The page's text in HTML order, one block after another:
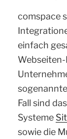
comspace
einfach
Fall sind
Systeme
sowie die